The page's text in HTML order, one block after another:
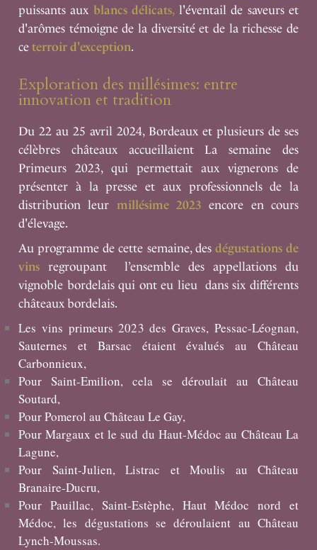
puissants aux blancs délicats, l'éventail de saveurs et
d'arômes témoigne de la diversité et de la richesse de
ce terroir d'exception.
Exploration des millésimes: entre
innovation et tradition
Du 22 au 25 avril 2024, Bordeaux et plusieurs de ses
célèbres châteaux accueillaient La semaine des
Primeurs 2023, qui permettait aux vignerons de
présenter à la presse et aux professionnels de la
distribution leur millésime 2023 encore en cours
d'élevage.
Au programme de cette semaine, des dégustations de
vins regroupant l’ensemble des appellations du
vignoble bordelais qui ont eu lieu dans six différents
châteaux bordelais.
Les vins primeurs 2023des Graves,Pessac-Léognan,
Sauternes et Barsac étaient évalués au Château
Carbonnieux,
Pour Saint-Emilion, cela se déroulait au Château
Soutard,
PourPomerol au Château Le Gay,
PourMargaux et le sud du Haut-Médoc au Château La
Lagune,
Pour Saint-Julien, Listrac et Moulis au Château
Branaire-Ducru,
Pour Pauillac, Saint-Estèphe, Haut Médoc nord et
Médoc, les dégustations se déroulaient au Château
Lynch-Moussas.